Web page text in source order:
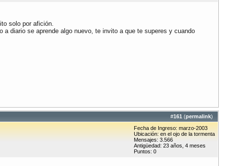
solo por afición.
diario se aprende algo nuevo, te invito a que te superes y cuando
#161 (permalink)
Fecha de Ingreso: marzo-2003
Ubicación: en el ojo de la tormenta
Mensajes: 3.566
Antigüedad: 23 años, 4 meses
Puntos: 0